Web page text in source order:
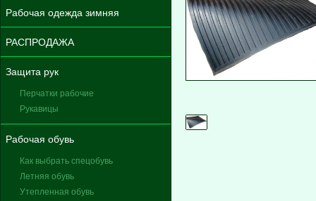
Рабочая одежда зимняя
РАСПРОДАЖА
Защита рук
Перчатки рабочие
Рукавицы
Рабочая обувь
Как выбрать спецобувь
Летняя обувь
Утепленная обувь